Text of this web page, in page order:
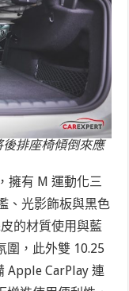
排座椅傾倒來應
擁有 M 運動化三
、光影飾板與黑色
的材質使用與藍
圍，此外雙 10.25
Apple CarPlay 連